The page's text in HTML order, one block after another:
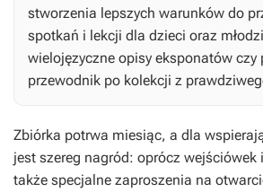
stworzenia lepszych warunków do
spotkań i lekcji dla dzieci oraz
wielojęzyczne opisy eksponatów czy
przewodnik po kolekcji z
Zbiórka potrwa miesiąc, a dla
jest szereg nagród: oprócz wejściówek
także specjalne zaproszenia na